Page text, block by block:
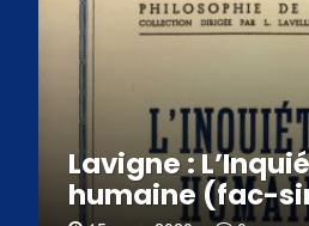
Lavigne :
humaine (fac-